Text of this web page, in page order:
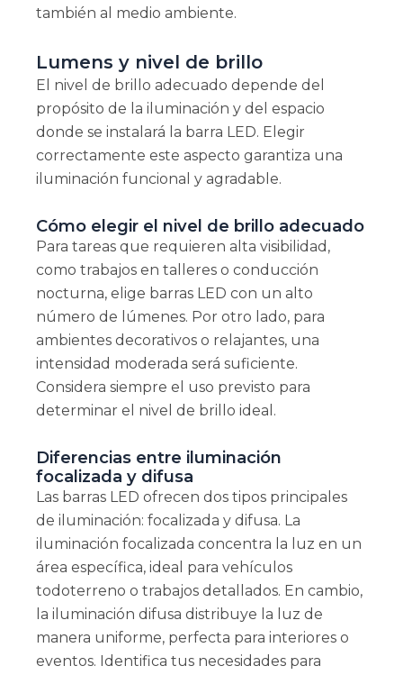
también al medio ambiente.
Lumens y nivel de brillo
El nivel de brillo adecuado depende del
propósito de la iluminación y del espacio
donde se instalará la barra LED. Elegir
correctamente este aspecto garantiza una
iluminación funcional y agradable.
Cómo elegir el nivel de brillo adecuado
Para tareas que requieren alta visibilidad,
como trabajos en talleres o conducción
nocturna, elige barras LED con un alto
número de lúmenes. Por otro lado, para
ambientes decorativos o relajantes, una
intensidad moderada será suficiente.
Considera siempre el uso previsto para
determinar el nivel de brillo ideal.
Diferencias entre iluminación
focalizada y difusa
Las barras LED ofrecen dos tipos principales
de iluminación: focalizada y difusa. La
iluminación focalizada concentra la luz en un
área específica, ideal para vehículos
todoterreno o trabajos detallados. En cambio,
la iluminación difusa distribuye la luz de
manera uniforme, perfecta para interiores o
eventos. Identifica tus necesidades para